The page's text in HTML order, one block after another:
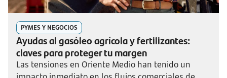
PYMES Y NEGOCIOS
Ayudas al gasóleo agrícola y fertilizantes:
claves para proteger tu margen
Las tensiones en Oriente Medio han tenido un